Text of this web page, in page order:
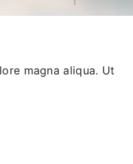
magna aliqua. Ut